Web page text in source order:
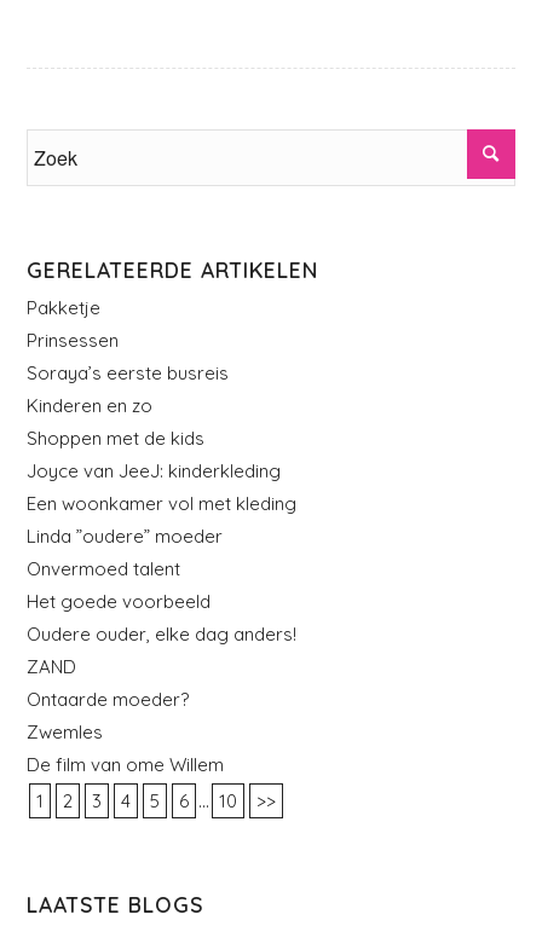
GERELATEERDE ARTIKELEN
Pakketje
Prinsessen
Soraya’s eerste busreis
Kinderen en zo
Shoppen met de kids
Joyce van JeeJ: kinderkleding
Een woonkamer vol met kleding
Linda ”oudere” moeder
Onvermoed talent
Het goede voorbeeld
Oudere ouder, elke dag anders!
ZAND
Ontaarde moeder?
Zwemles
De film van ome Willem
1
2 3 4 5 6 ... 10 >>
LAATSTE BLOGS